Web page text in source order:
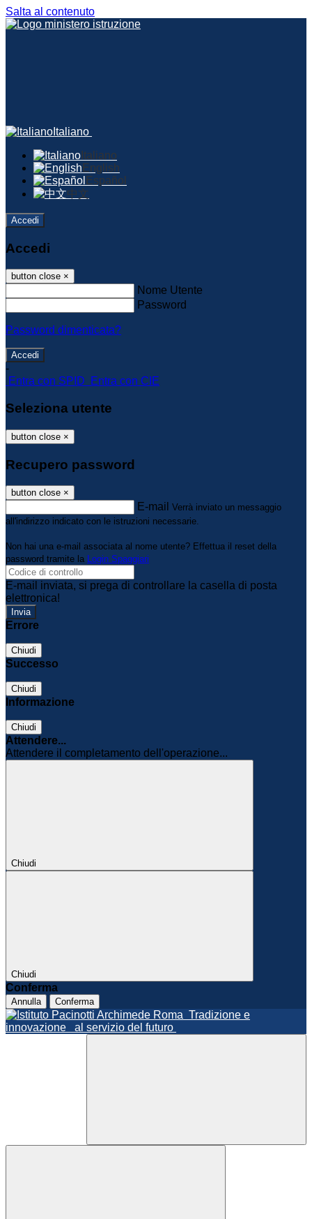
Salta al contenuto
Italiano
Italiano
English
Español
中文
Accedi
Accedi
button close ×
Nome Utente
Password
Password dimenticata?
-
Entra con SPID
Entra con CIE
Seleziona utente
button close ×
Recupero password
button close ×
E-mail Verrà inviato un messaggio
all'indirizzo indicato con le istruzioni necessarie.
Non hai una e-mail associata al nome utente? Effettua il reset della
password tramite la Login Spaggiari
E-mail inviata, si prega di controllare la casella di posta
elettronica!
Errore
Chiudi
Successo
Chiudi
Informazione
Chiudi
Attendere...
Attendere il completamento dell'operazione...
Chiudi
Chiudi
Conferma
Annulla Conferma
Roma Tradizione e
innovazione
al servizio del futuro